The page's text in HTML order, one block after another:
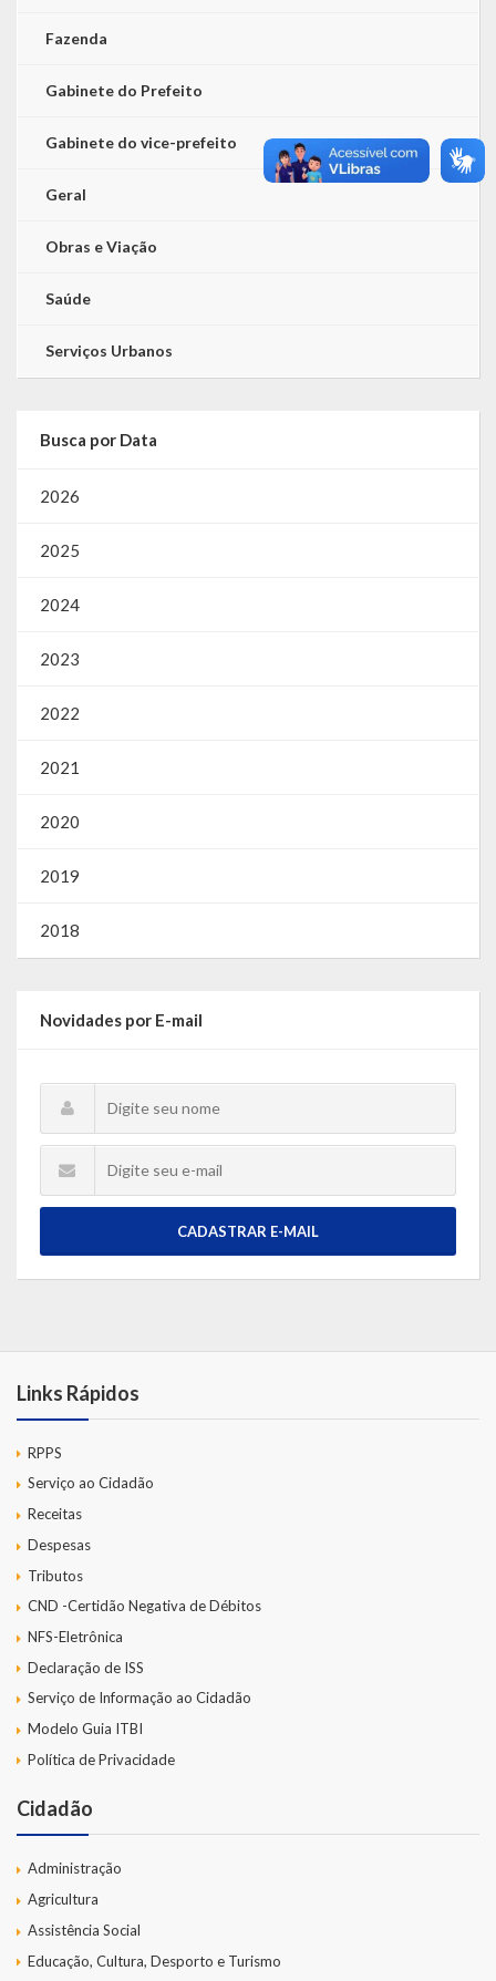
Fazenda
Gabinete do Prefeito
Gabinete do vice-prefeito
Geral
Obras e Viação
Saúde
Serviços Urbanos
Busca por Data
2026
2025
2024
2023
2022
2021
2020
2019
2018
Novidades por E-mail
CADASTRAR E-MAIL
Links Rápidos
RPPS
Serviço ao Cidadão
Receitas
Despesas
Tributos
CND -Certidão Negativa de Débitos
NFS-Eletrônica
Declaração de ISS
Serviço de Informação ao Cidadão
Modelo Guia ITBI
Política de Privacidade
Cidadão
Administração
Agricultura
Assistência Social
Educação, Cultura, Desporto e Turismo